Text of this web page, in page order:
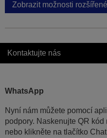
Zobrazit možnosti
Kontaktujte nás
WhatsApp
Nyní nám můžete pomocí
podpory. Naskenujte QR
nebo klikněte na tlačítko